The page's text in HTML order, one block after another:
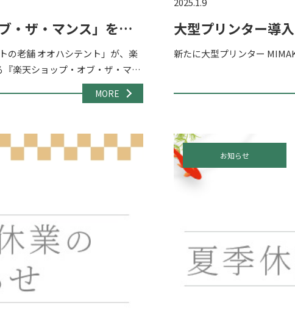
・ザ・マンス」を受
の老舗 オオハシテント」が、楽
楽天ショップ・オブ・ザ・マン
ャー」部門を受賞 […]
MORE
大型プリンター導入
新たに大型プリンター
お知らせ